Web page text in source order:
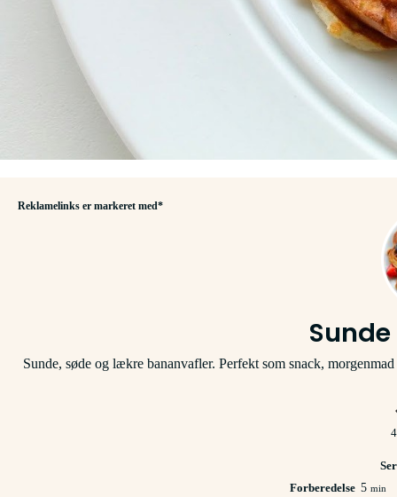
Reklamelinks er markeret med*
Sunde, søde og lækre bananvafler. Perfekt som snack,
Forberedelse 5 min